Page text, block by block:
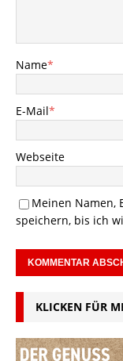
Name*
E-Mail*
Webseite
Meinen Namen,
speichern, bis ich
KLICKEN FÜR